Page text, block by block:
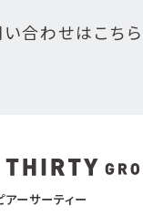
合わせはこちら
ーサーティー